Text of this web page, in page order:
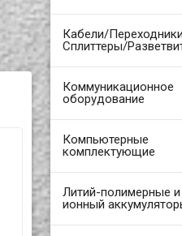
Кабели/
Сплиттеры/
Коммуникационное
оборудование
Компьютерные
комплектующие
Литий-полимерные и
ионный